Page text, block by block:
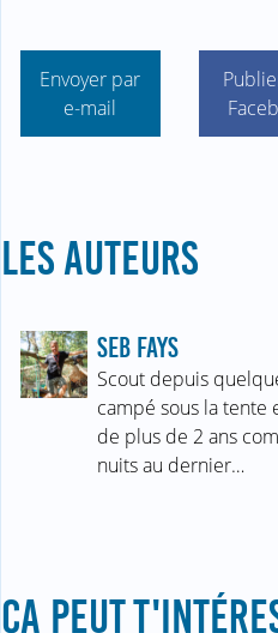
Envoyer par
e-mail
LES AUTEURS
SEB FAYS
Scout depuis
campé sous la tente
de plus de 2 ans
nuits au dernier…
ÇA PEUT